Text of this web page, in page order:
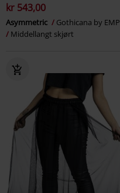
kr 543,00
Asymmetric
Gothicana by EMP
Middellangt skjørt